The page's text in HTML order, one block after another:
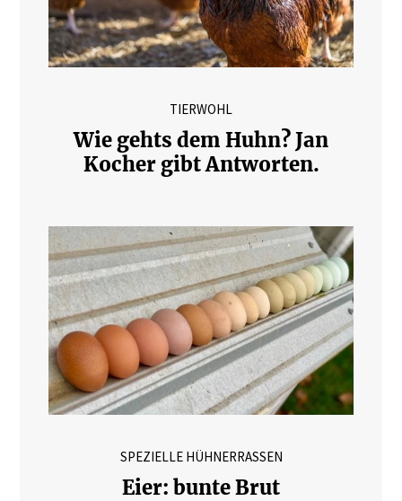
TIERWOHL
Wie gehts dem Huhn? Jan
Kocher gibt Antworten.
SPEZIELLE HÜHNERRASSEN
Eier: bunte Brut